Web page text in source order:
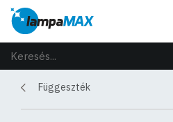
Függeszték